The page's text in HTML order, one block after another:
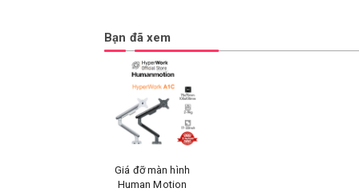
Bạn đã xem
Giá đỡ màn hình
Human Motion